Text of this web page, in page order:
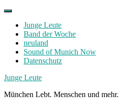
Skip
contentJunge Leute
Band der Woche
neuland
Sound of Munich Now
Datenschutz
Facebook
Twitter
Instagram
Junge Leute
München Lebt. Menschen und mehr.